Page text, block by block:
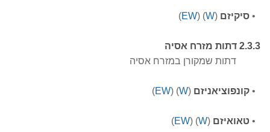
• סיקיזם (
W
)
(
EW
)
2.3.3 דתות מזרח אסיה
דתות שמקורן במזרח אסיה
• קונפוציאניזם (
W
)
(
EW
)
• טאואיזם (
W
)
(
EW
)